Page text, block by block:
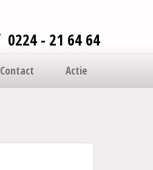
0224 - 21 64 64
Contact Actie